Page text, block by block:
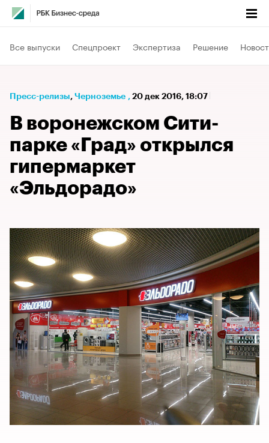
Все выпуски Спецпроект Экспертиза Решение
Пресс-релизы⁠, Черноземье , 20 дек 2016, 18:07
В воронежском Сити-
парке «Град» открылся
гипермаркет
«Эльдорадо»